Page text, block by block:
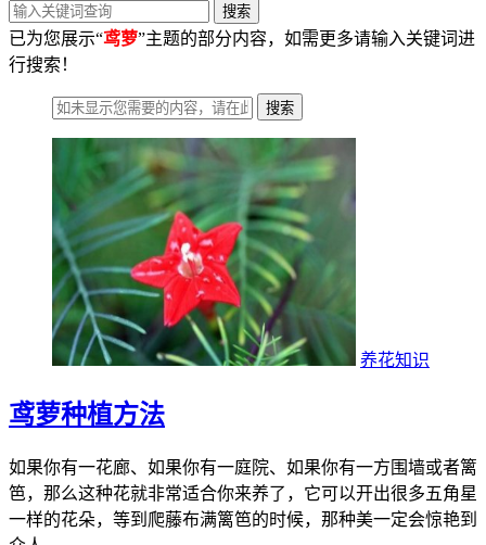
搜索
已为您展示“鸢萝”主题的部分内容，如需更多请输入关键词进
行搜索！
搜索
养花知识
鸢萝种植方法
如果你有一花廊、如果你有一庭院、如果你有一方围墙或者篱
笆，那么这种花就非常适合你来养了，它可以开出很多五角星
一样的花朵，等到爬藤布满篱笆的时候，那种美一定会惊艳到